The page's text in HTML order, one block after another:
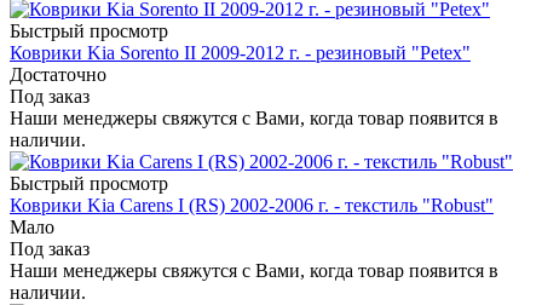
Быстрый просмотр
Коврики Kia Sorento II 2009-2012 г. - резиновый "Petex"
Достаточно
Под заказ
Наши менеджеры свяжутся с Вами, когда товар появится в
наличии.
Быстрый просмотр
Коврики Kia Carens I (RS) 2002-2006 г. - текстиль "Robust"
Мало
Под заказ
Наши менеджеры свяжутся с Вами, когда товар появится в
наличии.